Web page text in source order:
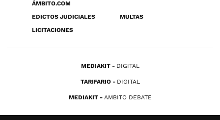
ÁMBITO.COM
EDICTOS JUDICIALES
MULTAS
LICITACIONES
MEDIAKIT DIGITAL
TARIFARIO DIGITAL
MEDIAKIT AMBITO DEBATE